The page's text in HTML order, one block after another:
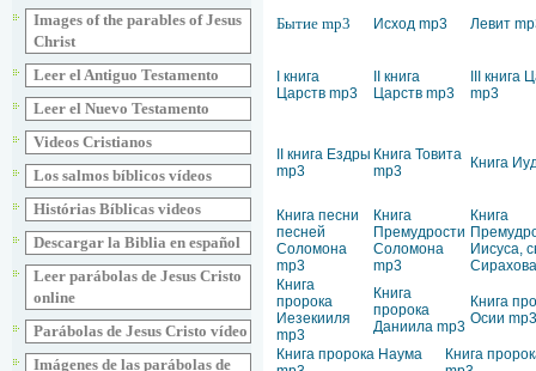
Images of the parables of Jesus
Christ
Leer el Antiguo Testamento
Leer el Nuevo Testamento
Videos Cristianos
Los salmos bíblicos vídeos
Histórias Bíblicas videos
Descargar la Biblia en español
Leer parábolas de Jesus Cristo
online
Parábolas de Jesus Cristo vídeo
Imágenes de las parábolas de
Бытие mp3 Исход mp3 Левит
I книга
Царств mp3
II книга
Царств mp3
III книга
mp3
II книга Ездры
mp3
Книга Товита
mp3
Книга
Книга песни
песней
Соломона
mp3
Книга
Премудрости
Соломона
mp3
Книга
Иисуса,
Книга
пророка
Иезекииля
mp3
Книга
пророка
Даниила mp3
Книга
Осии mp3
Книга пророка Наума
Книга